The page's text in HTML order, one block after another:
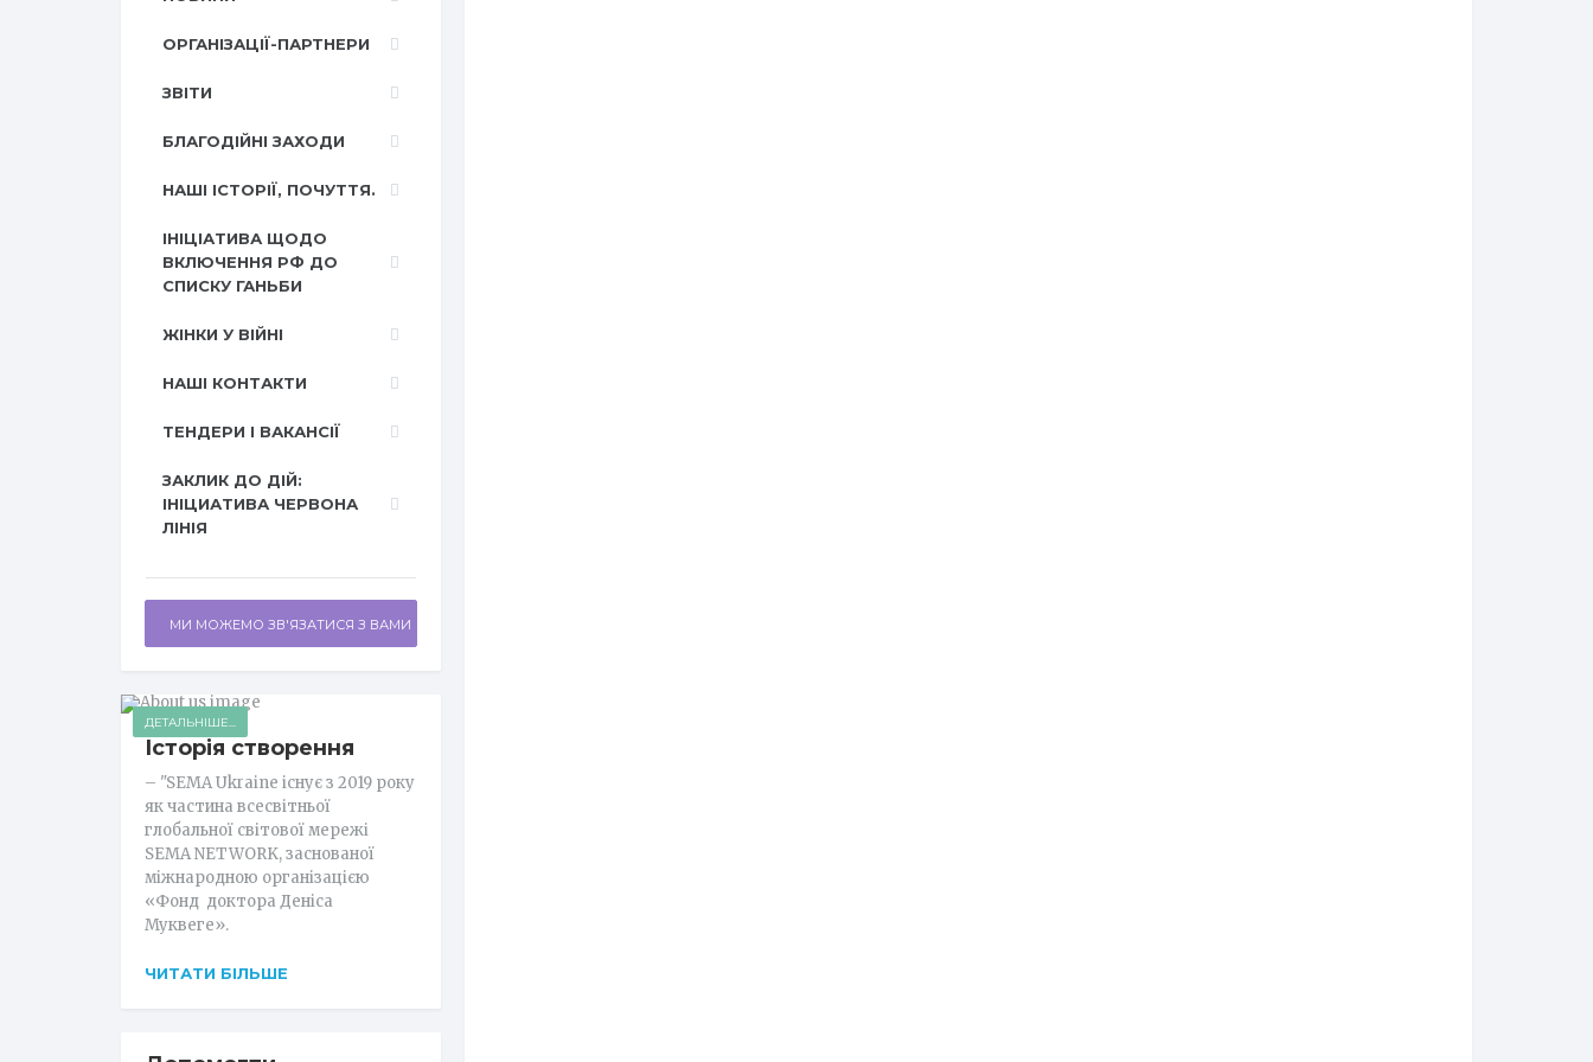
ОРГАНІЗАЦІЇ-ПАРТНЕРИ
ЗВІТИ
БЛАГОДІЙНІ ЗАХОДИ
НАШІ ІСТОРІЇ, ПОЧУТТЯ.
ІНІЦІАТИВА ЩОДО
ВКЛЮЧЕННЯ РФ ДО
СПИСКУ ГАНЬБИ
ЖІНКИ У ВІЙНІ
НАШІ КОНТАКТИ
ТЕНДЕРИ І ВАКАНСІЇ
ЗАКЛИК ДО ДІЙ:
ІНІЦИАТИВА ЧЕРВОНА
ЛІНІЯ
МИ МОЖЕМО ЗВ'ЯЗАТИСЯ З ВАМИ
ДЕТАЛЬНІШЕ...
Історія створення
– "SEMA Ukraine існує з 2019 року
як частина всесвітньої
глобальної світової мережі
SEMA NETWORK, заснованої
міжнародною організацією
«Фонд доктора Деніса
Муквеге».
ЧИТАТИ БІЛЬШЕ